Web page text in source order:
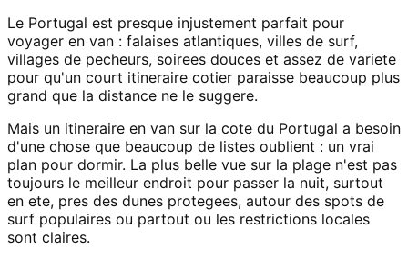
Le Portugal est presque injustement parfait pour
voyager en van : falaises atlantiques, villes de surf,
villages de pecheurs, soirees douces et assez de variete
pour qu'un court itineraire cotier paraisse beaucoup plus
grand que la distance ne le suggere.
Mais un itineraire en van sur la cote du Portugal a besoin
d'une chose que beaucoup de listes oublient : un vrai
plan pour dormir. La plus belle vue sur la plage n'est pas
toujours le meilleur endroit pour passer la nuit, surtout
en ete, pres des dunes protegees, autour des spots de
surf populaires ou partout ou les restrictions locales
sont claires.